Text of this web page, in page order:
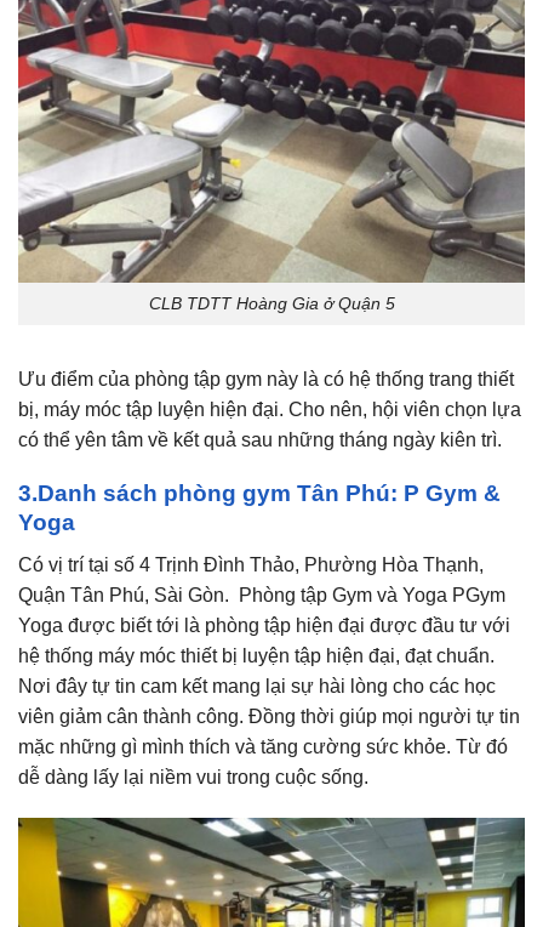
CLB TDTT Hoàng Gia ở Quận 5
Ưu điểm của phòng tập gym này là có hệ thống trang thiết
bị, máy móc tập luyện hiện đại. Cho nên, hội viên chọn lựa
có thể yên tâm về kết quả sau những tháng ngày kiên trì.
3.Danh sách phòng gym Tân Phú: P Gym &
Yoga
Có vị trí tại số 4 Trịnh Đình Thảo, Phường Hòa Thạnh,
Quận Tân Phú, Sài Gòn. Phòng tập Gym và Yoga PGym
Yoga được biết tới là phòng tập hiện đại được đầu tư với
hệ thống máy móc thiết bị luyện tập hiện đại, đạt chuẩn.
Nơi đây tự tin cam kết mang lại sự hài lòng cho các học
viên giảm cân thành công. Đồng thời giúp mọi người tự tin
mặc những gì mình thích và tăng cường sức khỏe. Từ đó
dễ dàng lấy lại niềm vui trong cuộc sống.